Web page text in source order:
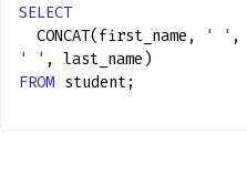
SELECT
CONCAT(first_name,
' ' ,
' ' , last_name)
FROM student;